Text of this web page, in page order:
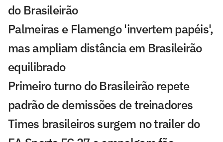
do Brasileirão
Palmeiras e Flamengo 'invertem papéis',
mas ampliam distância em Brasileirão
equilibrado
Primeiro turno do Brasileirão repete
padrão de demissões de treinadores
Times brasileiros surgem no trailer do